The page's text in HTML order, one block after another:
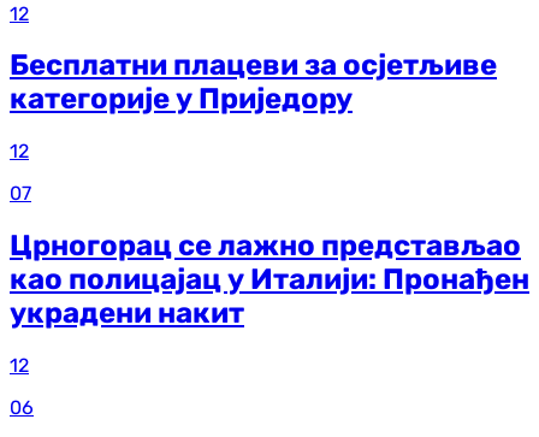
12
Бесплатни плацеви за осјетљиве
категорије у Приједору
12
07
Црногорац се лажно представљао
као полицајац у Италији: Пронађен
украдени накит
12
06